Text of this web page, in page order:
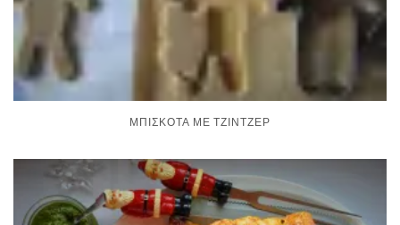
ΜΠΙΣΚΌΤΑ ΜΕ ΤΖΊΝΤΖΕΡ